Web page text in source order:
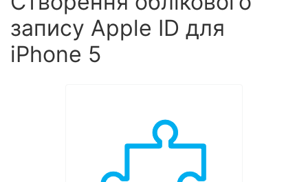
запису Apple ID для
iPhone 5